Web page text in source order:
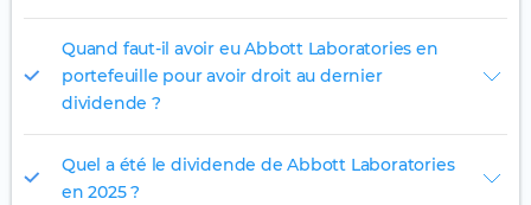
Quand faut-il avoir eu Abbott Laboratories en
portefeuille pour avoir droit au dernier
dividende ?
Quel a été le dividende de Abbott Laboratories
en 2025 ?